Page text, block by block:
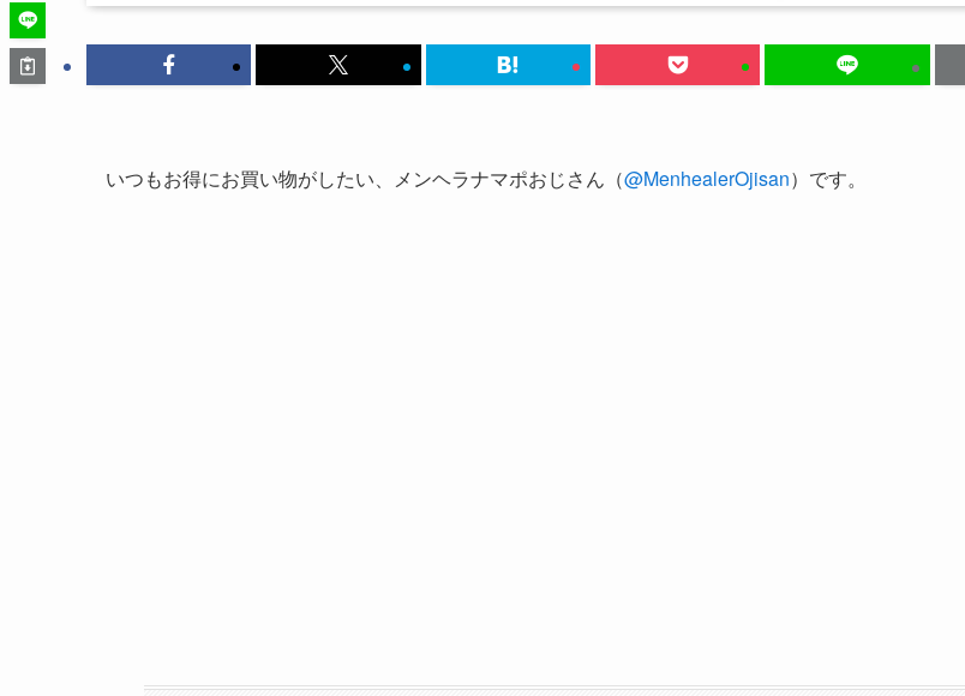
いつもお得にお買い物がしたい、メンヘラナマポおじさん（@MenhealerOjisan）です。